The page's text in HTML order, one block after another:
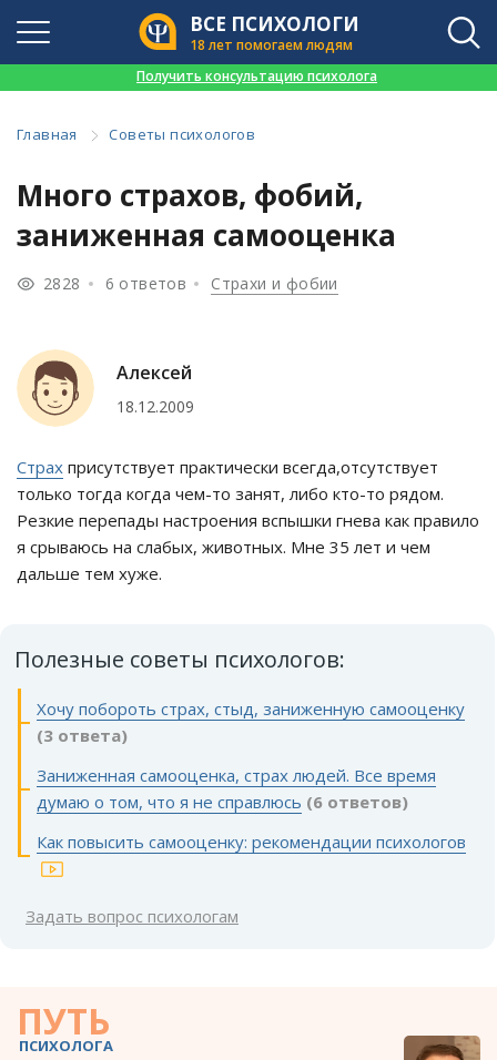
ВСЕ ПСИХОЛОГИ
18 лет помогаем людям
Получить консультацию психолога
Главная Советы психологов
Много страхов, фобий,
заниженная самооценка
2828 6 ответов Страхи и фобии
Алексей
18.12.2009
Страх присутствует практически всегда,отсутствует
только тогда когда чем-то занят, либо кто-то рядом.
Резкие перепады настроения вспышки гнева как правило
я срываюсь на слабых, животных. Мне 35 лет и чем
дальше тем хуже.
Полезные советы психологов:
Хочу побороть страх, стыд, заниженную самооценку
(3 ответа)
Заниженная самооценка, страх людей. Все время
думаю о том, что я не справлюсь (6 ответов)
Как повысить самооценку: рекомендации психологов
Задать вопрос психологам
ПУТЬ
ПСИХОЛОГА